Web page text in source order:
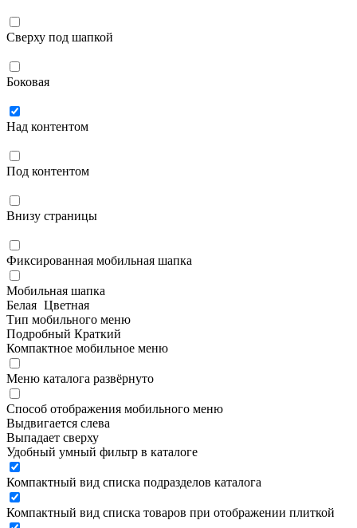
Сверху под шапкой
Боковая
Над контентом
Под контентом
Внизу страницы
Фиксированная мобильная шапка
Мобильная шапка
Белая Цветная
Тип мобильного меню
Подробный Краткий
Компактное мобильное меню
Меню каталога развёрнуто
Способ отображения мобильного меню
Выдвигается слева
Выпадает сверху
Удобный умный фильтр в каталоге
Компактный вид списка подразделов каталога
Компактный вид списка товаров при отображении плиткой